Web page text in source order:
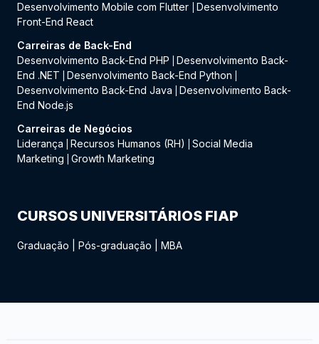
Desenvolvimento Mobile com Flutter
Desenvolvimento
Front-End React
Carreiras de Back-End
Desenvolvimento Back-End PHP
Desenvolvimento Back-
End .NET
Desenvolvimento Back-End Python
Desenvolvimento Back-End Java
Desenvolvimento Back-
End Node.js
Carreiras de Negócios
Liderança
Recursos Humanos (RH)
Social Media
Marketing
Growth Marketing
CURSOS UNIVERSITÁRIOS FIAP
Graduação Pós-graduação MBA